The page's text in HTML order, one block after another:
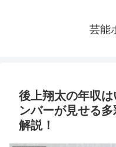
芸能
後上翔太の年収
ンバーが見せる
解説！